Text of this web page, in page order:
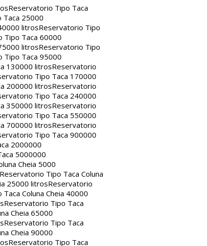
Reservatorio Tipo Taca
Taca 25000
litrosReservatorio Tipo
Tipo Taca 60000
litrosReservatorio Tipo
Tipo Taca 95000
130000 litrosReservatorio
Tipo Taca 170000
200000 litrosReservatorio
Tipo Taca 240000
350000 litrosReservatorio
Tipo Taca 550000
700000 litrosReservatorio
Tipo Taca 900000
2000000
5000000
Cheia 5000
Reservatorio Tipo Taca Coluna
25000 litrosReservatorio
Coluna Cheia 40000
Reservatorio Tipo Taca
Cheia 65000
Reservatorio Tipo Taca
Cheia 90000
Reservatorio Tipo Taca